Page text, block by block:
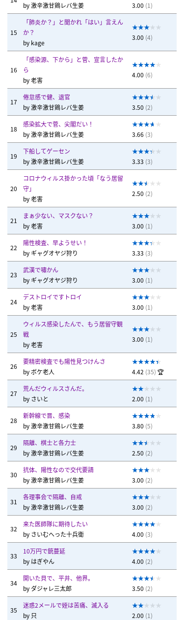
by激辛激甘鶏レバ生姜 3.00 (1)
15
「肺炎か？」と聞かれ「はい」言えん
か？
by kage
3.00 (4)
16
「感染源、下から」と菅、宣言したか
ら
by老害
4.00 (6)
17
倦怠感で健、退官
by激辛激甘鶏レバ生姜 3.50 (2)
18
感染拡大で菅、尖閣だい！
by激辛激甘鶏レバ生姜 3.66 (3)
19
下船してゲーセン
by激辛激甘鶏レバ生姜 3.33 (3)
20
コロナウィルス掛かった頃「なう居留
守」
by老害
2.50 (2)
21
まぁ少ない、マスクない？
by老害 3.00 (1)
22
陽性検査、早ようせい！
by ギャグオヤジ狩り 3.33 (3)
23
武漢で嘯かん
by ギャグオヤジ狩り 3.00 (1)
24
デストロイですトロイ
by老害 3.00 (1)
25
ウィルス感染したんで、もう居留守観
戦
by老害
3.00 (1)
26
要精密検査でも陽性見つけんさ
by ボケ老人 4.42 (35) 🏆
27
荒んだウィルスさんだ。
by さいと 2.00 (1)
28
新幹線で晋、感染
by激辛激甘鶏レバ生姜 3.80 (5)
29
隔離、棋士と各力士
by激辛激甘鶏レバ生姜 2.50 (2)
30
抗体、陽性なので交代要請
by激辛激甘鶏レバ生姜 3.00 (2)
31
各理事会で隔離、自戒
by激辛激甘鶏レバ生姜 3.00 (2)
32
来た医師隊に期待したい
by さいむへった十兵衛 4.00 (3)
33
10万円で銃蔓延
by はぎやん 4.00 (2)
34
開いた貝で、平井、他界。
by ダジャレ三太郎 3.50 (2)
35
迷惑2メールで姪は苦痛、滅入る
by 只 2.00 (1)